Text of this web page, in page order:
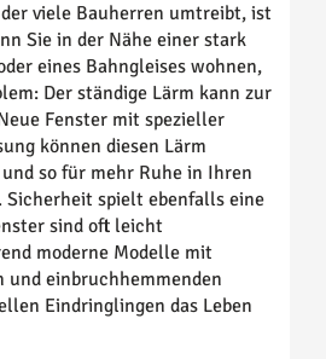
viele Bauherren umtreibt, ist
Sie in der Nähe einer stark
eines Bahngleises wohnen,
Der ständige Lärm kann zur
Fenster mit spezieller
können diesen Lärm
so für mehr Ruhe in Ihren
Sicherheit spielt ebenfalls eine
sind oft leicht
moderne Modelle mit
und einbruchhemmenden
Eindringlingen das Leben